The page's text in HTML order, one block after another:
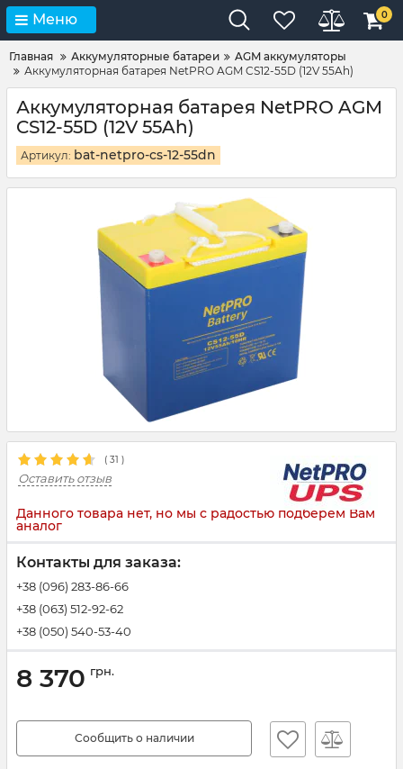
Меню 0
Главная Аккумуляторные батареи
AGM аккумуляторы
Аккумуляторная батарея NetPRO AGM CS12-55D (12V 55Ah)
Аккумуляторная батарея NetPRO AGM
CS12-55D (12V 55Ah)
Артикул: bat-netpro-cs-12-55dn
( 31 )
Оставить отзыв
Данного товара нет, но мы с радостью подберем Вам
аналог
Контакты для заказа:
+38 (096) 283-86-66
+38 (063) 512-92-62
+38 (050) 540-53-40
8 370 грн.
Сообщить о наличии